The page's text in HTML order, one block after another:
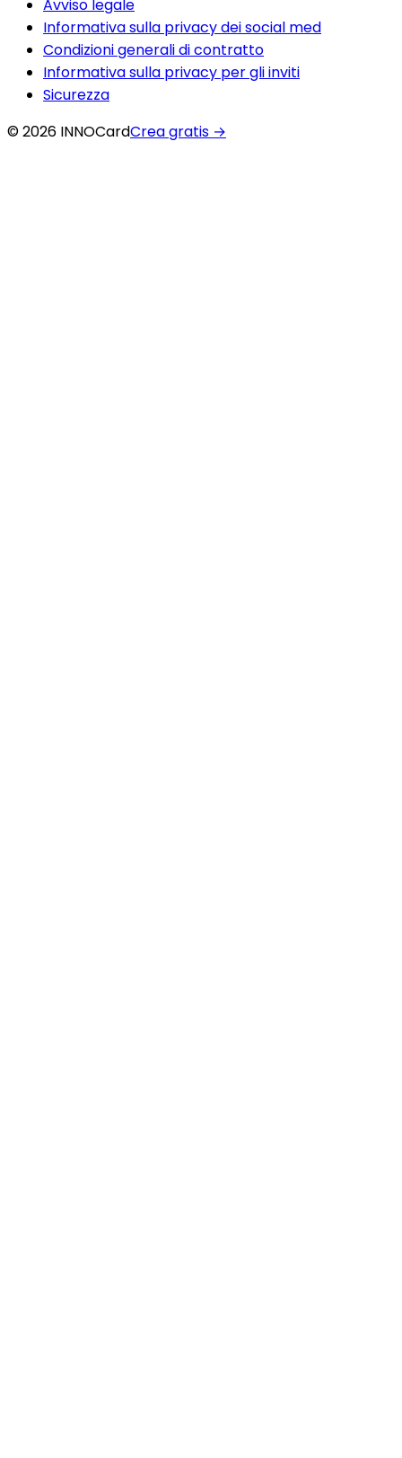
Avviso legale
Informativa sulla privacy dei social med
Condizioni generali di contratto
Informativa sulla privacy per gli inviti
Sicurezza
© 2026 INNOCardCrea gratis →